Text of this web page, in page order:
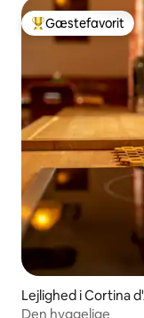
Bedste gæstefavorit
Gæstefavorit
Lejlighed i Cortina
Den hyggelige